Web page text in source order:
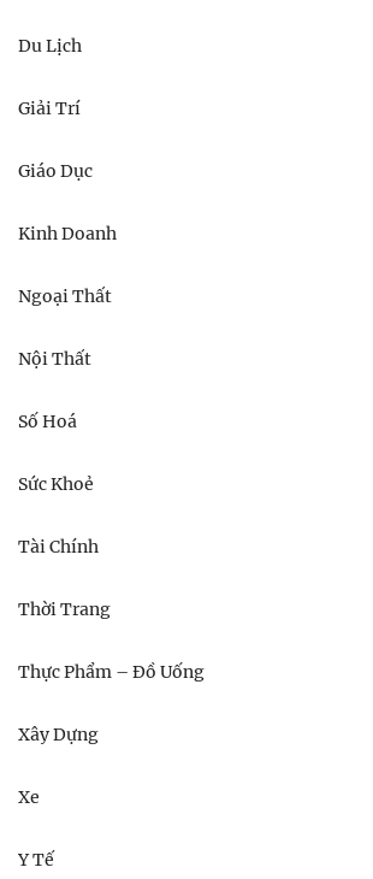
Du Lịch
Giải Trí
Giáo Dục
Kinh Doanh
Ngoại Thất
Nội Thất
Số Hoá
Sức Khoẻ
Tài Chính
Thời Trang
Thực Phẩm – Đồ Uống
Xây Dựng
Xe
Y Tế